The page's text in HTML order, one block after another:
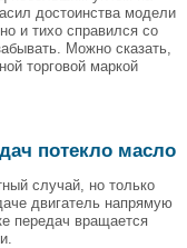
достоинства модели
и тихо справился со
Можно сказать,
торговой маркой
потекло масло
случай, но только
двигатель напрямую
передач вращается